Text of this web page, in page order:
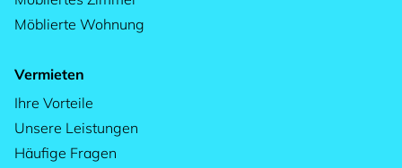
Möblierte Wohnung
Vermieten
Ihre Vorteile
Unsere Leistungen
Häufige Fragen